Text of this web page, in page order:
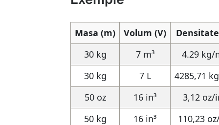
Masa (m) Volum (V)
30 kg
7 m³
4.29 kg/
30 kg
7 L
4285,71
50 oz
16 in³
3,12 oz/
50 kg
16 in³ 110,23